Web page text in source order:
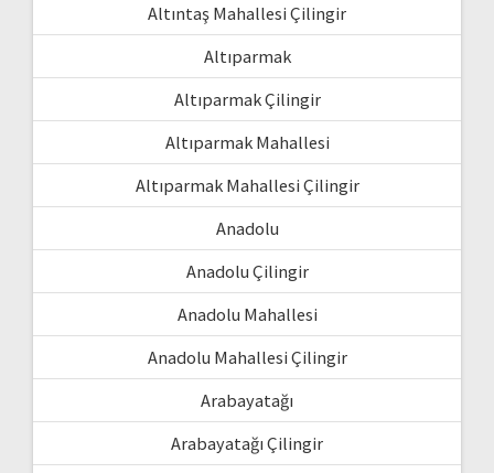
Altıntaş Mahallesi Çilingir
Altıparmak
Altıparmak Çilingir
Altıparmak Mahallesi
Altıparmak Mahallesi Çilingir
Anadolu
Anadolu Çilingir
Anadolu Mahallesi
Anadolu Mahallesi Çilingir
Arabayatağı
Arabayatağı Çilingir